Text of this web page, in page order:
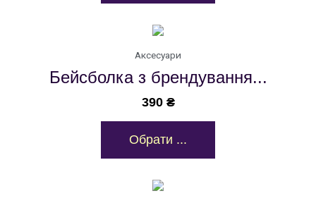
Аксесуари
Бейсболка з брендування...
390 ₴
Обрати ...